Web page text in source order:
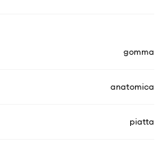
gomma
anatomica
piatta